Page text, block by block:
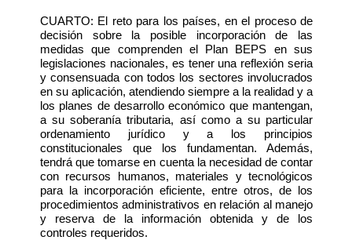
CUARTO: El reto para los países, en el proceso de
decisión sobre la posible incorporación de las
medidas que comprenden el Plan BEPS en sus
legislaciones nacionales, es tener una reflexión seria
y consensuada con todos los sectores involucrados
en su aplicación, atendiendo siempre a la realidad y a
los planes de desarrollo económico que mantengan,
a su soberanía tributaria, así como a su particular
ordenamiento jurídico y a los principios
constitucionales que los fundamentan. Además,
tendrá que tomarse en cuenta la necesidad de contar
con recursos humanos, materiales y tecnológicos
para la incorporación eficiente, entre otros, de los
procedimientos administrativos en relación al manejo
y reserva de la información obtenida y de los
controles requeridos.